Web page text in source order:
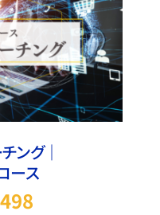
/ 詳細
ング｜
ース
格は